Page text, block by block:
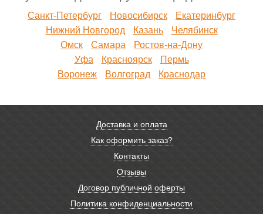
Санкт-Петербург Новосибирск
Екатеринбург
Нижний Новгород
Казань
Челябинск
Омск
Самара
Ростов-на-Дону
Уфа
Красноярск
Пермь
Воронеж
Волгоград Краснодар
Доставка и оплата
Как оформить заказ?
Контакты
Отзывы
Договор публичной оферты
Политика конфиденциальности